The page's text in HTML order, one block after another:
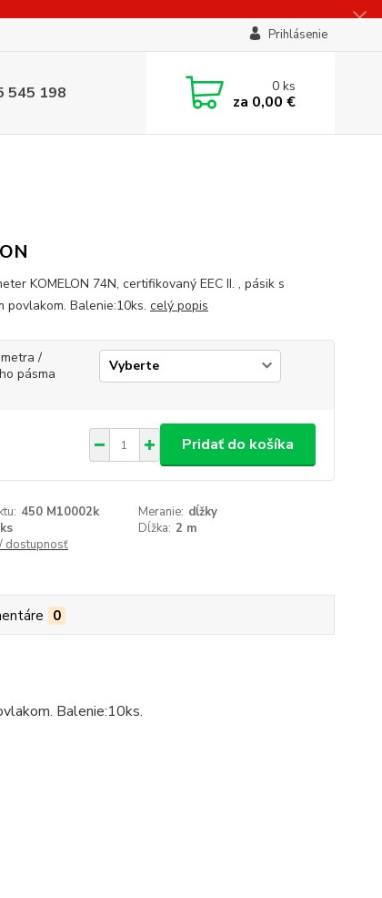
Prihlásenie
545 198 0ks
za 0,00 €
KOMELON 74N, certifikovaný EEC II. , pásik s
povlakom. Balenie:10ks. celý popis
/
pásma
Pridať do košíka
450 M10002k Meranie: dĺžky
Dĺžka: 2 m
dostupnosť
0
Balenie:10ks.